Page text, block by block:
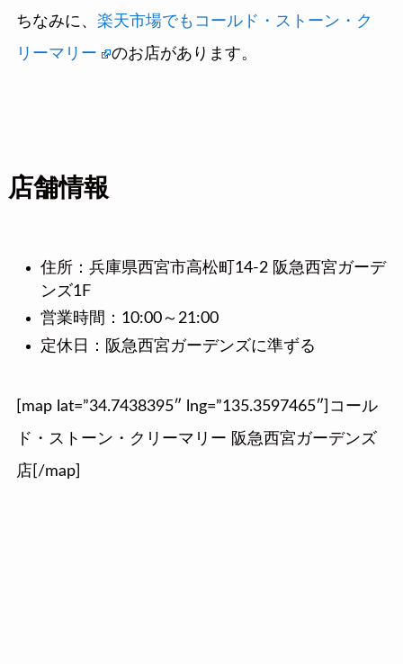
ちなみに、 楽天市場でもコールド・ストーン・ク
リーマリー
のお店があります。
店舗情報
住所：兵庫県西宮市高松町14-2 阪急西宮ガーデ
ンズ1F
営業時間：10:00～21:00
定休日：阪急西宮ガーデンズに準ずる
[map lat=”34.7438395″ lng=”135.3597465″]コール
ド・ストーン・クリーマリー 阪急西宮ガーデンズ
店[/map]